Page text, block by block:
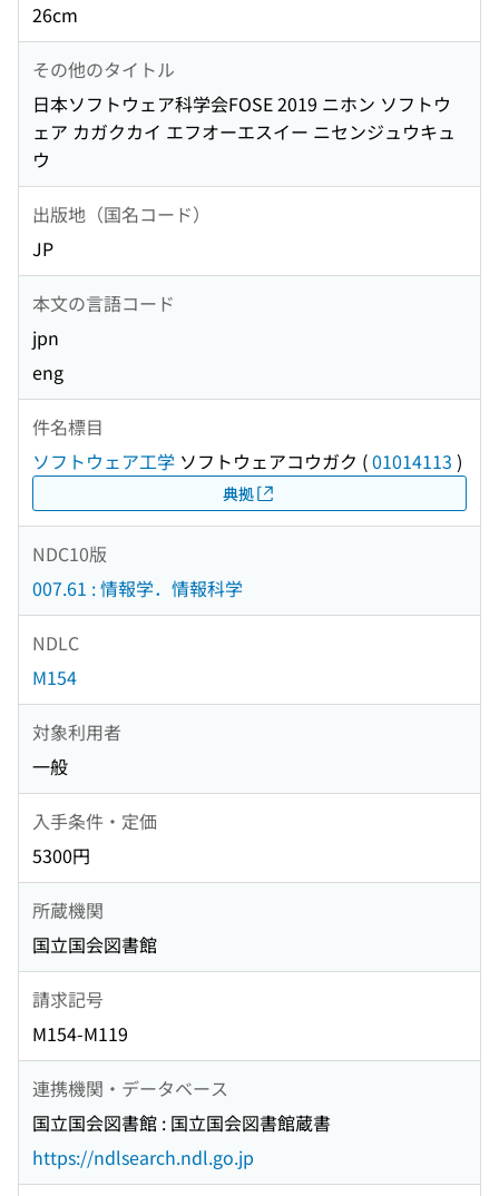
26cm
その他のタイトル
日本ソフトウェア科学会FOSE 2019 ニホン ソフトウ
ェア カガクカイ エフオーエスイー ニセンジュウキュ
ウ
出版地（国名コード）
JP
本文の言語コード
jpn
eng
件名標目
ソフトウェア工学 ソフトウェアコウガク (01014113 )
典拠
NDC10版
007.61 : 情報学．情報科学
NDLC
M154
対象利用者
一般
入手条件・定価
5300円
所蔵機関
国立国会図書館
請求記号
M154-M119
連携機関・データベース
国立国会図書館 : 国立国会図書館蔵書
https://ndlsearch.ndl.go.jp